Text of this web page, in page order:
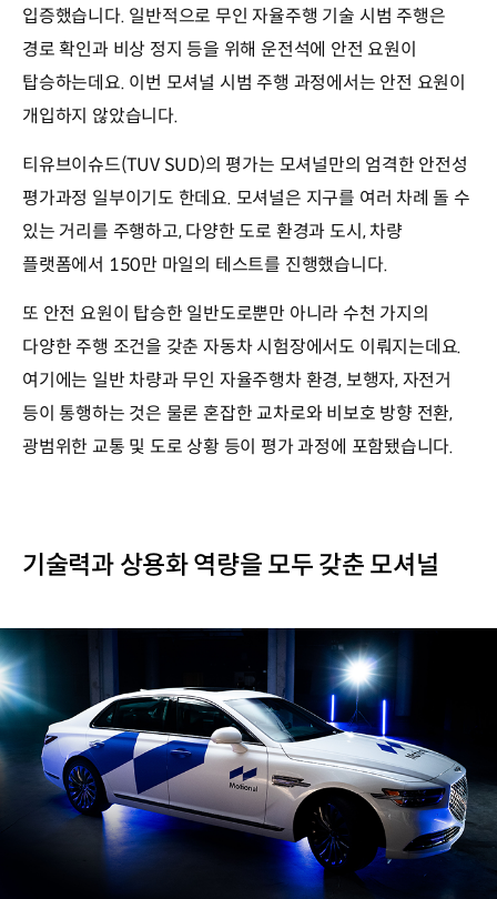
입증했습니다. 일반적으로 무인 자율주행 기술 시범 주행은
경로 확인과 비상 정지 등을 위해 운전석에 안전 요원이
탑승하는데요. 이번 모셔널 시범 주행 과정에서는 안전 요원이
개입하지 않았습니다.
티유브이슈드(TUV SUD)의 평가는 모셔널만의 엄격한 안전성
평가과정 일부이기도 한데요. 모셔널은 지구를 여러 차례 돌 수
있는 거리를 주행하고, 다양한 도로 환경과 도시, 차량
플랫폼에서 150만 마일의 테스트를 진행했습니다.
또 안전 요원이 탑승한 일반도로뿐만 아니라 수천 가지의
다양한 주행 조건을 갖춘 자동차 시험장에서도 이뤄지는데요.
여기에는 일반 차량과 무인 자율주행차 환경, 보행자, 자전거
등이 통행하는 것은 물론 혼잡한 교차로와 비보호 방향 전환,
광범위한 교통 및 도로 상황 등이 평가 과정에 포함됐습니다.
기술력과 상용화 역량을 모두 갖춘 모셔널